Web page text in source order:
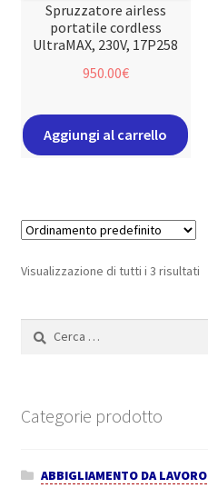
Spruzzatore airless
portatile cordless
UltraMAX, 230V, 17P258
950.00€
Aggiungi al carrello
Visualizzazione di tutti i 3 risultati
Categorie prodotto
ABBIGLIAMENTO DA LAVORO